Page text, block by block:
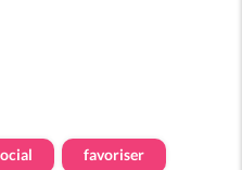
favoriser